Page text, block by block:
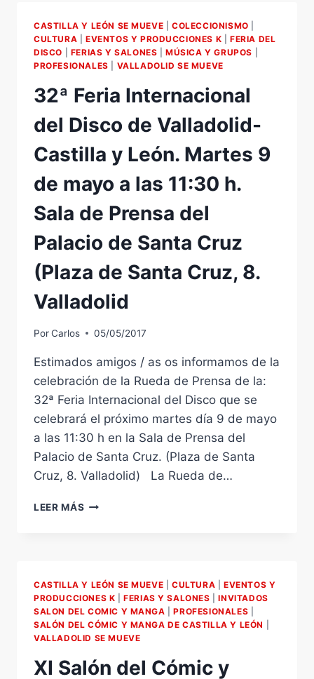
MANGA
DE
CASTILLA
Y
RUEDA
DE
PRENSA
PRESENTACIÓN:
MARTES
DE
FEBRERO,
11
H,
CASA
MUNICIPAL
DE
CULTURA
DE
REVILLA,
C/
5.
CASTILLA Y LEÓN SE MUEVE |COLECCIONISMO
CULTURA
EVENTOS Y PRODUCCIONES K |FERIA DEL
DISCO
FERIAS Y SALONES |MÚSICA Y GRUPOS
PROFESIONALES
VALLADOLID SE MUEVE
32ª Feria Internacional
del Disco de Valladolid-
Castilla y León. Martes 9
de mayo a las 11:30 h.
Sala de Prensa del
Palacio de Santa Cruz
(Plaza de Santa Cruz, 8.
Valladolid
PorCarlos 05/05/2017
Estimados amigos / as os informamos de la
celebración de la Rueda de Prensa de la:
32ª Feria Internacional del Disco que se
celebrará el próximo martes día 9 de mayo
a las 11:30 h en la Sala de Prensa del
Palacio de Santa Cruz. (Plaza de Santa
Cruz, 8. Valladolid) La Rueda de…
LEER MÁS 32ª
VALLADOLID-
CASTILLA
Y
LEÓN.
9
CASTILLA Y LEÓN SE MUEVE |CULTURA |EVENTOS Y
PRODUCCIONES K |FERIAS Y SALONES |INVITADOS
SALON DEL COMIC Y MANGA |PROFESIONALES
SALÓN DEL CÓMIC Y MANGA DE CASTILLA Y LEÓN
VALLADOLID SE MUEVE
XI Salón del Cómic y